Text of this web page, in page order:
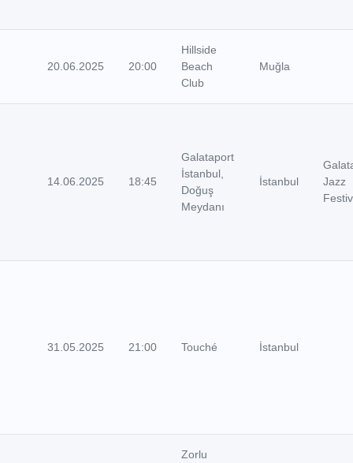
20.06.2025 20:00
Hillside
Beach
Club
Muğla
14.06.2025 18:45
Galataport
İstanbul,
Doğuş
Meydanı
İstanbul
Jazz
31.05.2025 21:00 Touché İstanbul
Zorlu